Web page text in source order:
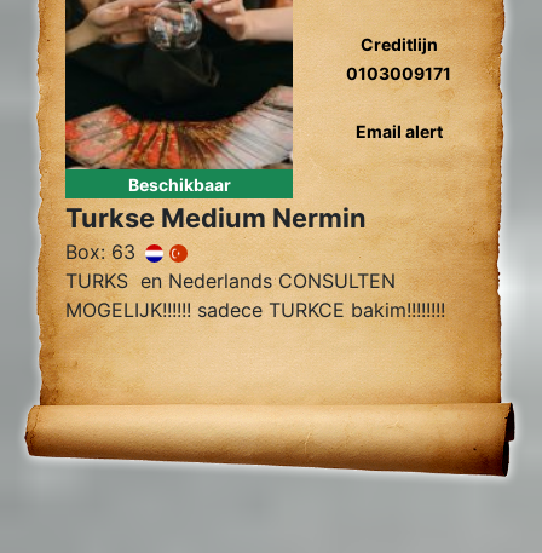
Beschikbaar
Creditlijn
0103009171
Email alert
Turkse Medium Nermin
Box: 63
TURKS en Nederlands CONSULTEN
MOGELIJK!!!!!! sadece TURKCE bakim!!!!!!!!